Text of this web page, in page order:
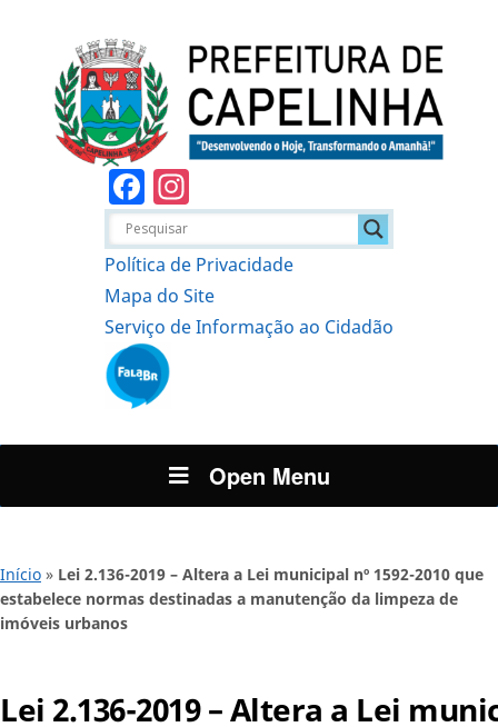
Facebook
Política de Privacidade
Mapa do Site
Serviço de Informação ao Cidadão
Open Menu
Início » Lei 2.136-2019 – Altera a Lei municipal nº 1592-2010 que
estabelece normas destinadas a manutenção da limpeza de
imóveis urbanos
Lei 2.136-2019 – Altera a Lei